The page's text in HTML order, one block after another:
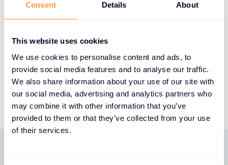
Consent Details About
This website uses cookies
We use cookies to personalise content and ads, to
provide social media features and to analyse our traffic.
We also share information about your use of our site with
our social media, advertising and analytics partners who
may combine it with other information that you’ve
provided to them or that they’ve collected from your use
of their services.
Publikumsmagnet auf Events und Messen.
Link abrufbar:
https://pages.info.exclusive-
networks.com/ExtremeNetworksBOBKit
Zur vollständigen Pressemeldung